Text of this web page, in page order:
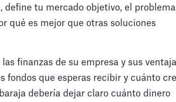
define tu mercado objetivo, el
qué es mejor que otras soluciones
finanzas de su empresa y sus
fondos que esperas recibir y cuánto
debería dejar claro cuánto dinero